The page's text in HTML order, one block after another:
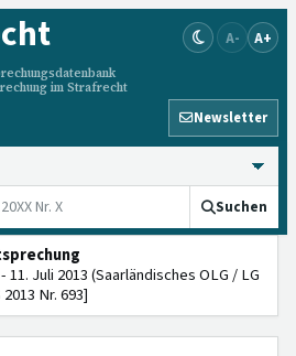
im Strafrecht
A- A+
Newsletter
Suchen
11. Juli 2013 (Saarländisches OLG / LG
Nr. 693]